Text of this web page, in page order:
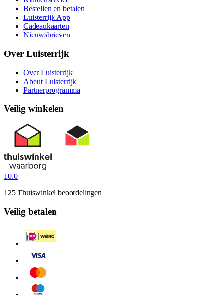
Bestellen en betalen
Luisterrijk App
Cadeaukaarten
Nieuwsbrieven
Over Luisterrijk
Over Luisterrijk
About Luisterrijk
Partnerprogramma
Veilig winkelen
10.0
125 Thuiswinkel beoordelingen
Veilig betalen